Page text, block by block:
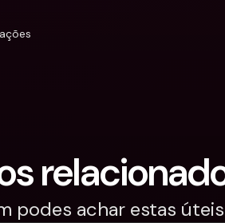
podes achar estas